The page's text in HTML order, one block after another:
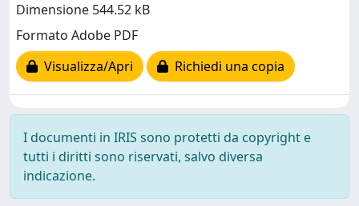
Dimensione 544.52 kB
Formato Adobe PDF
Visualizza/Apri
Richiedi una copia
I documenti in IRIS sono protetti da copyright e
tutti i diritti sono riservati, salvo diversa
indicazione.